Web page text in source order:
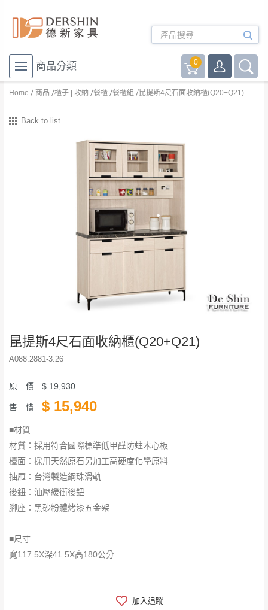
商品分類 0
Home 商品 櫃子 | 收納 餐櫃 餐櫃組 昆提斯4尺石面收納櫃(Q20+Q21)
Back to list
昆提斯4尺石面收納櫃(Q20+Q21)
A088.2881-3.26
原 價 $19,930
售 價 $ 15,940
■材質
材質：採用符合國際標準低甲醛防蛀木心板
檯面：採用天然原石另加工高硬度化學原料
抽屜：台灣製造鋼珠滑軌
後鈕：油壓緩衝後鈕
腳座：黑砂粉體烤漆五金架
■尺寸
寬117.5X深41.5X高180公分
加入追蹤